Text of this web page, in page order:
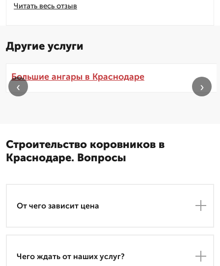
Читать весь отзыв
Другие услуги
Большие ангары в Краснодаре
‹ ›
Строительство коровников в
Краснодаре. Вопросы
От чего зависит цена
Чего ждать от наших услуг?